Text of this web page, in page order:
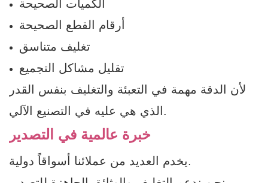
الكميات الصحيحة
أرقام القطع الصحيحة
تغليف متناسق
تقليل مشاكل التجميع
لأن الدقة مهمة في التعبئة والتغليف بنفس القدر
الذي هي عليه في التصنيع الآلي.
خبرة عالمية في التصدير
يخدم العديد من عملائنا أسواقاً دولية.